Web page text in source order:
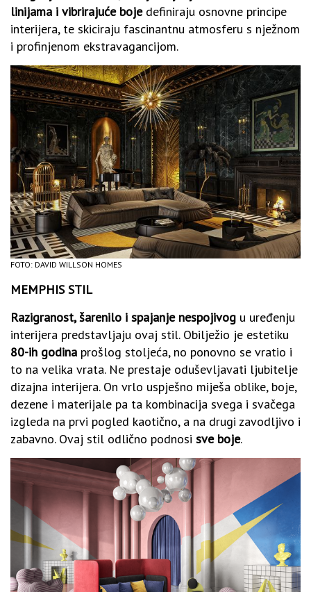
linijama i vibrirajuće bojedefiniraju osnovne principe
interijera, te skiciraju fascinantnu atmosferu s nježnom
i profinjenom ekstravagancijom.
FOTO: DAVID WILLSON HOMES
MEMPHIS STIL
Razigranost, šarenilo i spajanje nespojivog u uređenju
interijera predstavljaju ovaj stil. Obilježio je estetiku
80-ih godina prošlog stoljeća, no ponovno se vratio i
to na velika vrata. Ne prestaje oduševljavati ljubitelje
dizajna interijera. On vrlo uspješno miješa oblike, boje,
dezene i materijale pa ta kombinacija svega i svačega
izgleda na prvi pogled kaotično, a na drugi zavodljivo i
zabavno. Ovaj stil odlično podnosi sve boje.